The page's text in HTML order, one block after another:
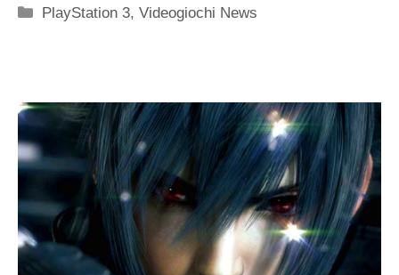
Categorie
PlayStation 3,Videogiochi News